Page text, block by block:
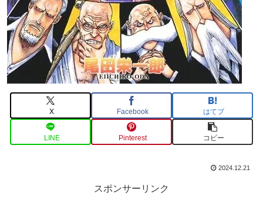
X Facebook はてブ
LINE Pinterest コピー
2024.12.21
スポンサーリンク